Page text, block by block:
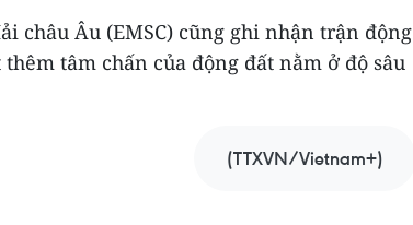
châu Âu (EMSC) cũng ghi nhận trận động
tâm chấn của động đất nằm ở độ sâu
(TTXVN/Vietnam+)